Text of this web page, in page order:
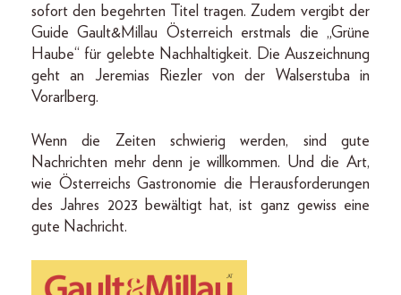
sofort den begehrten Titel tragen. Zudem vergibt der
Guide Gault&Millau Österreich erstmals die „Grüne
Haube“ für gelebte Nachhaltigkeit. Die Auszeichnung
geht an Jeremias Riezler von der Walserstuba in
Vorarlberg.
Wenn die Zeiten schwierig werden, sind gute
Nachrichten mehr denn je willkommen. Und die Art,
wie Österreichs Gastronomie die Herausforderungen
des Jahres 2023 bewältigt hat, ist ganz gewiss eine
gute Nachricht.